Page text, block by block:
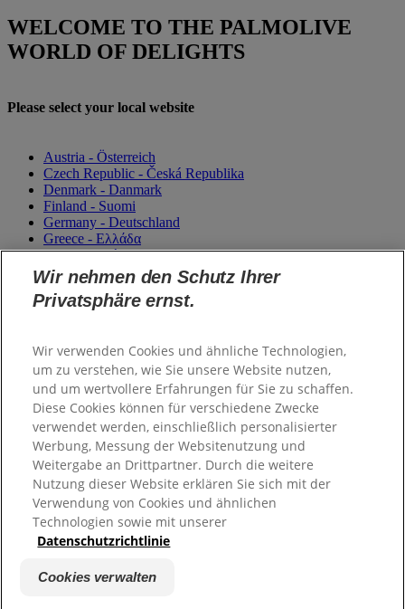
WELCOME TO THE PALMOLIVE
WORLD OF DELIGHTS
Please select your local website
Austria - Österreich
Czech Republic - Česká Republika
Denmark - Danmark
Finland - Suomi
Germany - Deutschland
Greece - Ελλάδα
Magyarország
Italy - Italia
Netherlands - Nederland
Norway - Norge
Sweden - Sverige
Switzerland (Suisse)
Switzerland (Schweiz)
Unitited Kingdom
Wir nehmen den Schutz Ihrer
Privatsphäre ernst.
Wir verwenden Cookies und ähnliche Technologien,
um zu verstehen, wie Sie unsere Website nutzen,
und um wertvollere Erfahrungen für Sie zu schaffen.
Diese Cookies können für verschiedene Zwecke
verwendet werden, einschließlich personalisierter
Werbung, Messung der Websitenutzung und
Weitergabe an Drittpartner. Durch die weitere
Nutzung dieser Website erklären Sie sich mit der
Verwendung von Cookies und ähnlichen
Technologien sowie mit unserer
Datenschutzrichtlinie
Cookies verwalten